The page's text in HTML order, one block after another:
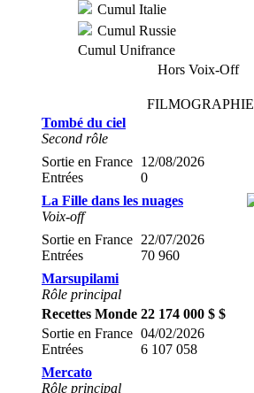
Cumul Italie
Cumul Russie
Cumul Unifrance
Hors Voix-Off
FILMOGRAPHIE
Tombé du ciel
Second rôle
Sortie en France
Entrées
12/08/2026
0
La Fille dans les nuages
Voix-off
Sortie en France
Entrées
22/07/2026
70 960
Marsupilami
Rôle principal
Recettes Monde 22 174 000 $ $
Sortie en France
Entrées
04/02/2026
6 107 058
Mercato
Rôle principal